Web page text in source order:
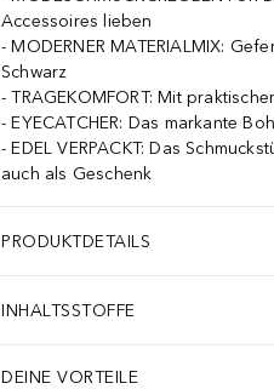
Accessoires lieben
MODERNER MATERIALMIX:
Schwarz
TRAGEKOMFORT: Mit
EYECATCHER: Das markante
EDEL VERPACKT: Das
auch als Geschenk
PRODUKTDETAILS
INHALTSSTOFFE
DEINE VORTEILE